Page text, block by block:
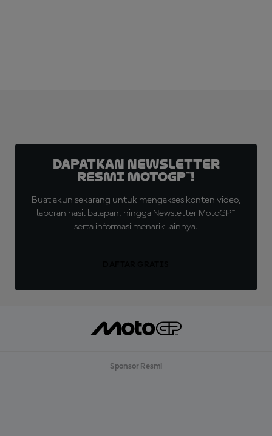
Dapatkan Newsletter
Resmi MotoGP™!
Buat akun sekarang untuk mengakses konten video,
laporan hasil balapan, hingga Newsletter MotoGP™
serta informasi menarik lainnya.
Sponsor Resmi